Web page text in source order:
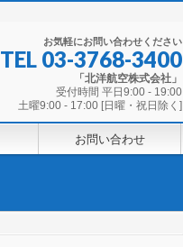
お気軽にお問い合わせください
TEL 03-3768-3400
「北洋航空株式会社」
受付時間 平日9:00 - 19:00
土曜9:00 - 17:00 [日曜・祝日除く]
お問い合わせ